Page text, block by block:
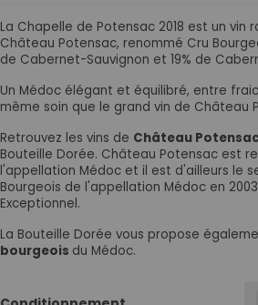
La Chapelle de Potensac 2018 est un
Château Potensac, renommé Cru
de Cabernet-Sauvignon et 19% de
Un Médoc élégant et équilibré, entre
même soin que le grand vin de Château
Retrouvez les vins de Château Potensac
Bouteille Dorée. Château Potensac est
l'appellation Médoc et il est d'ailleurs le
Bourgeois de l'appellation Médoc en
Exceptionnel.
La Bouteille Dorée vous propose
bourgeois du Médoc.